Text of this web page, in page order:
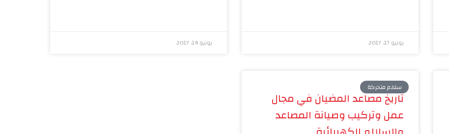
يونيو 17, 2017 يونيو 14, 2017
سلالم متحركة
تاريخ مصاعد المضيان في مجال
عمل وتركيب وصيانة المصاعد